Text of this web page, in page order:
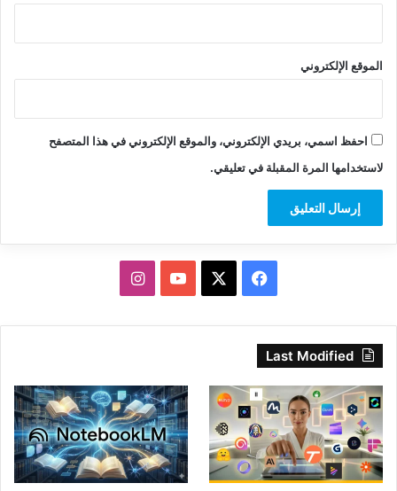
الموقع الإلكتروني
احفظ اسمي، بريدي الإلكتروني، والموقع الإلكتروني في هذا المتصفح
لاستخدامها المرة المقبلة في تعليقي.
فيسبوك ‫YouTubeانستقرام
Last Modified